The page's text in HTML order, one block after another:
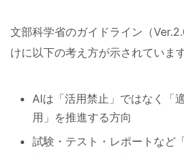
文部科学省のガイドライン（
けに以下の考え方が示されています
AIは「活用禁止」ではなく「
用」を推進する方向
試験・テスト・レポートなど